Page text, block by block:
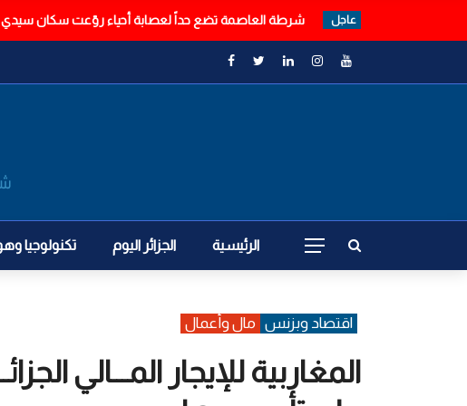
عاجل أولاد جلال: هلاك طفلين ونجاة ثالث… التفاصيل الكاملة
الرئيسية الجزائر اليوم تكنولوجيا
اقتصاد وبزنس مال وأعمال